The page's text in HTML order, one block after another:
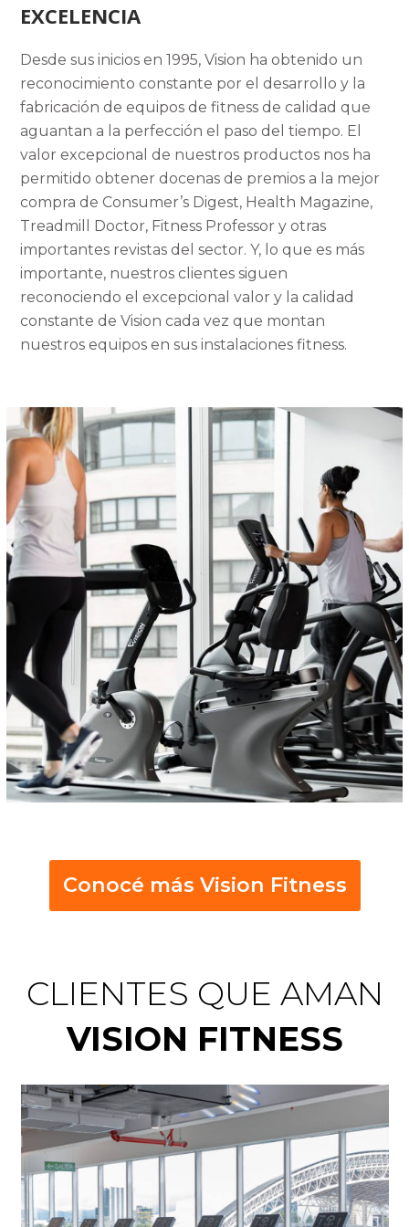
EXCELENCIA
Desde sus inicios en 1995, Vision ha obtenido un
reconocimiento constante por el desarrollo y la
fabricación de equipos de fitness de calidad que
aguantan a la perfección el paso del tiempo. El
valor excepcional de nuestros productos nos ha
permitido obtener docenas de premios a la mejor
compra de Consumer’s Digest, Health Magazine,
Treadmill Doctor, Fitness Professor y otras
importantes revistas del sector. Y, lo que es más
importante, nuestros clientes siguen
reconociendo el excepcional valor y la calidad
constante de Vision cada vez que montan
nuestros equipos en sus instalaciones fitness.
Conocé más Vision Fitness
CLIENTES QUE AMAN
VISION FITNESS